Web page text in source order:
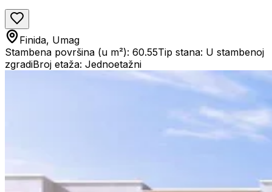
Finida, Umag
Stambena površina (u m²): 60.55Tip stana: U stambenoj
zgradiBroj etaža: Jednoetažni